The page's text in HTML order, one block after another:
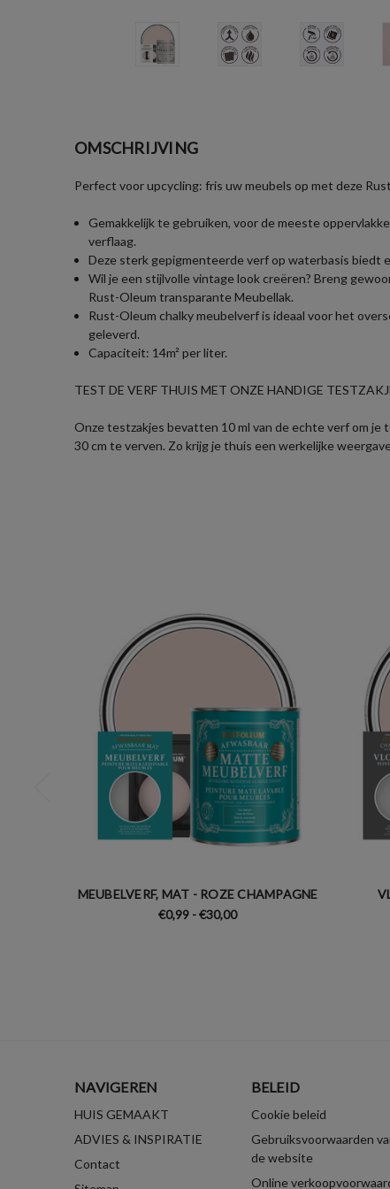
OMSCHRIJVING
Perfect voor upcycling: fris uw meubels op met deze
Gemakkelijk te gebruiken, voor de meeste
verflaag.
Deze sterk gepigmenteerde verf op waterbasis biedt
Wil je een stijlvolle vintage look creëren? Breng
Rust-Oleum transparante Meubellak.
Rust-Oleum chalky meubelverf is ideaal voor het
geleverd.
Capaciteit: 14m² per liter.
TEST DE VERF THUIS MET ONZE HANDIGE
Onze testzakjes bevatten 10 ml van de echte verf om je
30 cm te verven. Zo krijg je thuis een werkelijke
MEUBELVERF, MAT - ROZE CHAMPAGNE
€0,99 - €30,00
NAVIGEREN
HUIS GEMAAKT
ADVIES & INSPIRATIE
Contact
BELEID
Cookie beleid
Gebruiksvoorwaarden
de website
Online